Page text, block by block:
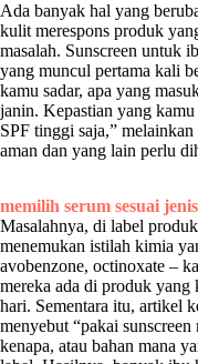
Ada banyak hal yang
kulit merespons produk
masalah. Sunscreen untuk
yang muncul pertama kali
kamu sadar, apa yang
janin. Kepastian yang
SPF tinggi saja,” melainkan
aman dan yang lain perlu
memilih serum sesuai
Masalahnya, di label
menemukan istilah kimia
avobenzone, octinoxate –
mereka ada di produk yang
hari. Sementara itu, artikel
menyebut “pakai
kenapa, atau bahan mana